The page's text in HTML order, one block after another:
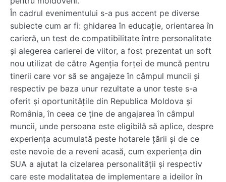
În cadrul evenimentului s-a pus accent pe diverse
subiecte cum ar fi: ghidarea în educație, orientarea în
carieră, un test de compatibilitate între personalitate
și alegerea carierei de viitor, a fost prezentat un soft
nou utilizat de către Agenția forței de muncă pentru
tinerii care vor să se angajeze în câmpul muncii și
respectiv pe baza unur rezultate a unor teste s-a
oferit și oportunitățile din Republica Moldova și
România, în ceea ce ține de angajarea în câmpul
muncii, unde persoana este eligibilă să aplice, despre
experiența acumulată peste hotarele țării și de ce
este nevoie de a reveni acasă, cum experiența din
SUA a ajutat la cizelarea personalității și respectiv
care este modalitatea de implementare a ideilor în